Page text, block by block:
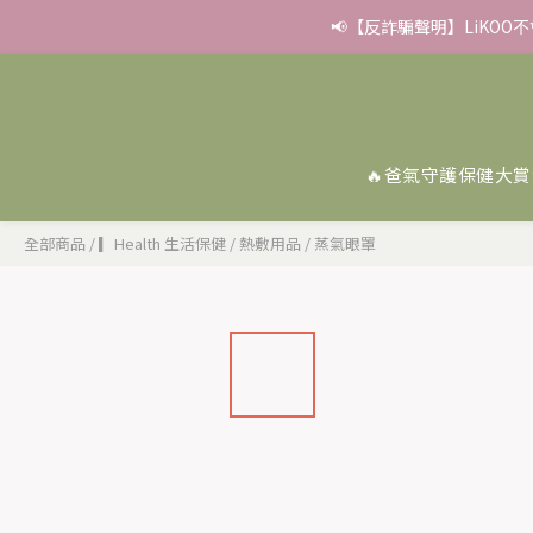
✨滿額好禮 ➊滿９９９
✨滿額好禮 ➊滿９９９
✨滿額好禮 ➊滿９９９
🔥爸氣守護保健大賞
全部商品 /▎Health 生活保健 /熱敷用品 / 蒸氣眼罩